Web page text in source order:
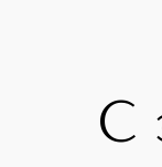
С